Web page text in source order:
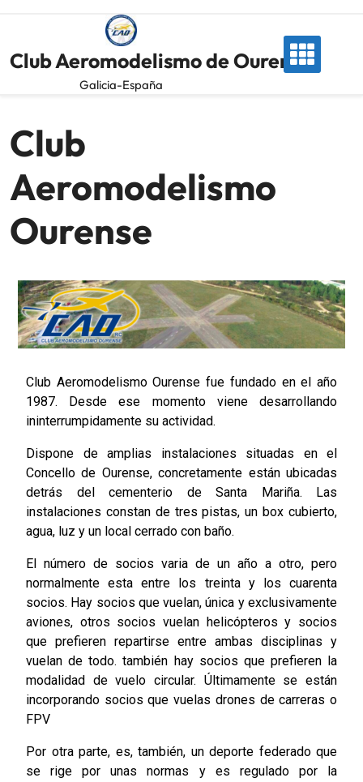
Club Aeromodelismo de Ourense
Galicia-España
Club
Aeromodelismo
Ourense
Club Aeromodelismo Ourense fue fundado en el año
1987. Desde ese momento viene desarrollando
ininterrumpidamente su actividad.
Dispone de amplias instalaciones situadas en el
Concello de Ourense, concretamente están ubicadas
detrás del cementerio de Santa Mariña. Las
instalaciones constan de tres pistas, un box cubierto,
agua, luz y un local cerrado con baño.
El número de socios varia de un año a otro, pero
normalmente esta entre los treinta y los cuarenta
socios. Hay socios que vuelan, única y exclusivamente
aviones, otros socios vuelan helicópteros y socios
que prefieren repartirse entre ambas disciplinas y
vuelan de todo. también hay socios que prefieren la
modalidad de vuelo circular. Últimamente se están
incorporando socios que vuelas drones de carreras o
FPV
Por otra parte, es, también, un deporte federado que
se rige por unas normas y es regulado por la